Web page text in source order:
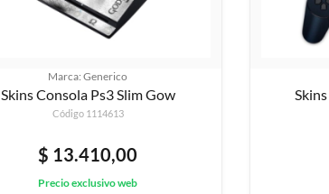
Marca: Generico
Skins Consola Ps3 Slim Gow
Código 1114613
$ 13.410,00
Precio exclusivo web